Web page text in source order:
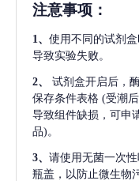
注意事项 ：
1、 使用不同的试剂
导致实验失败。
2、
试剂盒开启后，
保存条件表格 (受潮
导致组件缺损，可申
品)。
3、 请使用无菌一次
瓶盖，以防止微生物